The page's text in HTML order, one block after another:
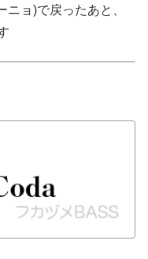
ョ)で戻ったあと、